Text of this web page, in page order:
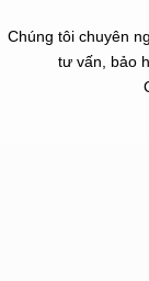
Chúng tôi chuyên
tư vấn, bảo